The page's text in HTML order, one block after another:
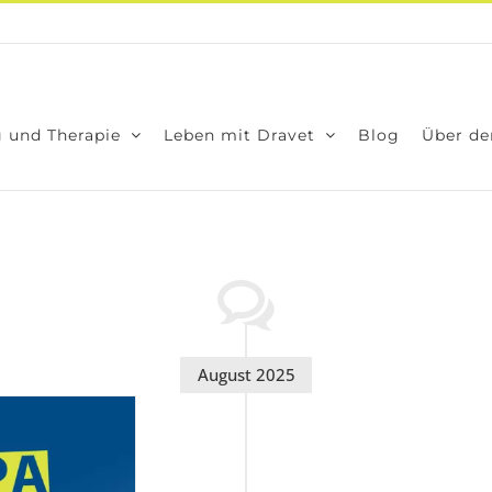
und The­ra­pie Leben mit Dra­vet Blog Über
August 2025